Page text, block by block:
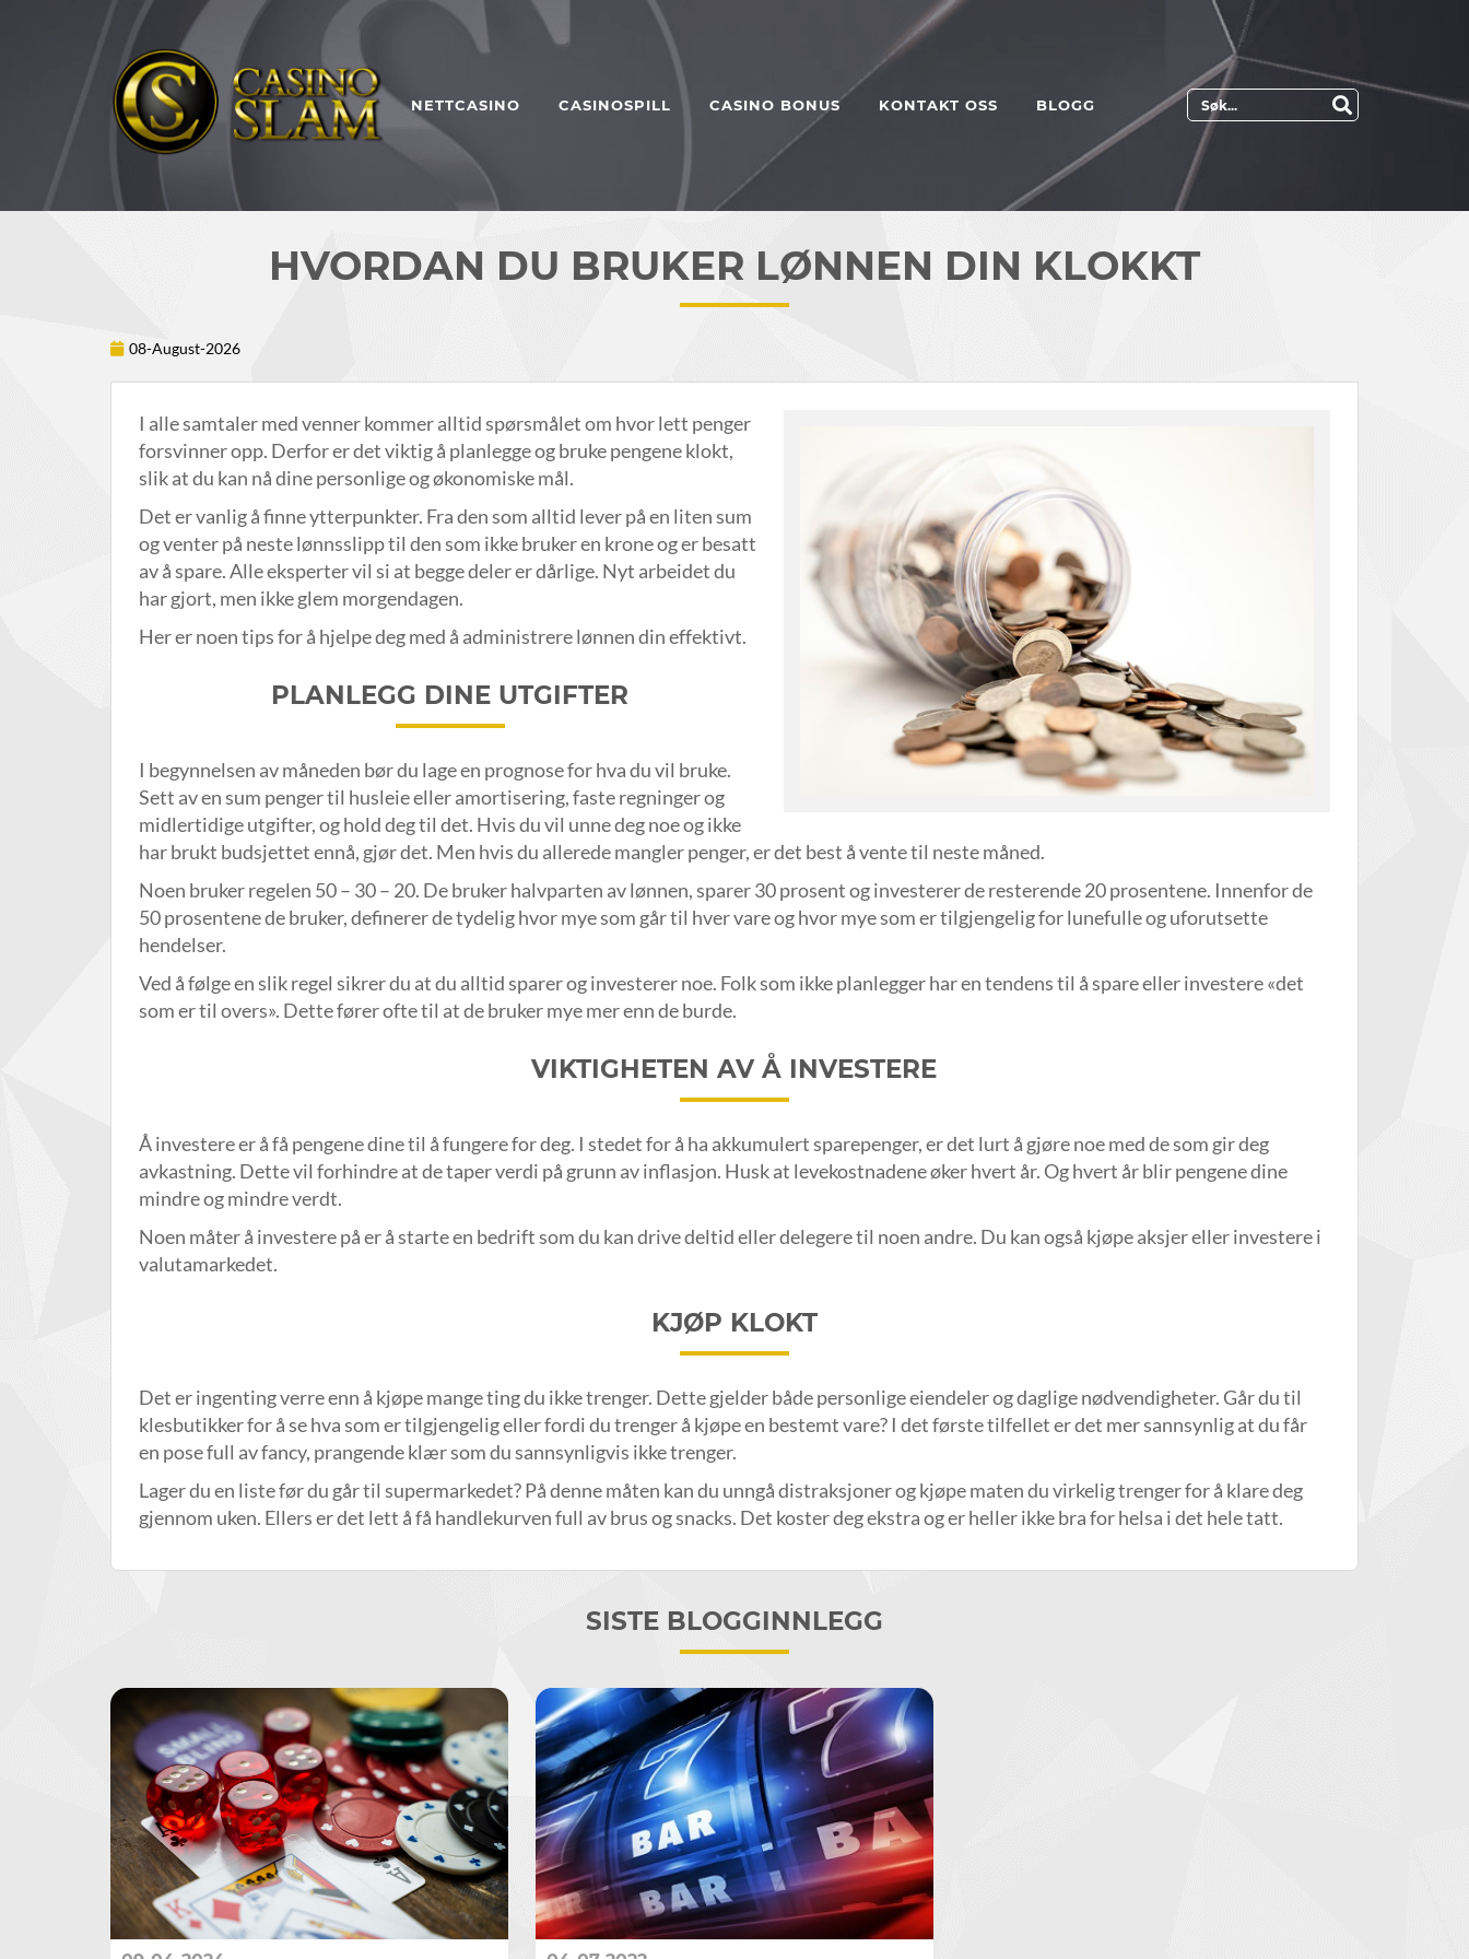
NETTCASINO CASINOSPILL CASINO BONUS KONTAKT OSS BLOGG
HVORDAN DU BRUKER LØNNEN DIN KLOKKT
08-August-2026
I alle samtaler med venner kommer alltid spørsmålet om hvor lett penger
forsvinner opp. Derfor er det viktig å planlegge og bruke pengene klokt,
slik at du kan nå dine personlige og økonomiske mål.
Det er vanlig å finne ytterpunkter. Fra den som alltid lever på en liten sum
og venter på neste lønnsslipp til den som ikke bruker en krone og er besatt
av å spare. Alle eksperter vil si at begge deler er dårlige. Nyt arbeidet du
har gjort, men ikke glem morgendagen.
Her er noen tips for å hjelpe deg med å administrere lønnen din effektivt.
PLANLEGG DINE UTGIFTER
I begynnelsen av måneden bør du lage en prognose for hva du vil bruke.
Sett av en sum penger til husleie eller amortisering, faste regninger og
midlertidige utgifter, og hold deg til det. Hvis du vil unne deg noe og ikke
har brukt budsjettet ennå, gjør det. Men hvis du allerede mangler penger, er det best å vente til neste måned.
Noen bruker regelen 50 – 30 – 20. De bruker halvparten av lønnen, sparer 30 prosent og investerer de resterende 20 prosentene. Innenfor de
50 prosentene de bruker, definerer de tydelig hvor mye som går til hver vare og hvor mye som er tilgjengelig for lunefulle og uforutsette
hendelser.
Ved å følge en slik regel sikrer du at du alltid sparer og investerer noe. Folk som ikke planlegger har en tendens til å spare eller investere «det
som er til overs». Dette fører ofte til at de bruker mye mer enn de burde.
VIKTIGHETEN AV Å INVESTERE
Å investere er å få pengene dine til å fungere for deg. I stedet for å ha akkumulert sparepenger, er det lurt å gjøre noe med de som gir deg
avkastning. Dette vil forhindre at de taper verdi på grunn av inflasjon. Husk at levekostnadene øker hvert år. Og hvert år blir pengene dine
mindre og mindre verdt.
Noen måter å investere på er å starte en bedrift som du kan drive deltid eller delegere til noen andre. Du kan også kjøpe aksjer eller investere i
valutamarkedet.
KJØP KLOKT
Det er ingenting verre enn å kjøpe mange ting du ikke trenger. Dette gjelder både personlige eiendeler og daglige nødvendigheter. Går du til
klesbutikker for å se hva som er tilgjengelig eller fordi du trenger å kjøpe en bestemt vare? I det første tilfellet er det mer sannsynlig at du får
en pose full av fancy, prangende klær som du sannsynligvis ikke trenger.
Lager du en liste før du går til supermarkedet? På denne måten kan du unngå distraksjoner og kjøpe maten du virkelig trenger for å klare deg
gjennom uken. Ellers er det lett å få handlekurven full av brus og snacks. Det koster deg ekstra og er heller ikke bra for helsa i det hele tatt.
SISTE BLOGGINNLEGG